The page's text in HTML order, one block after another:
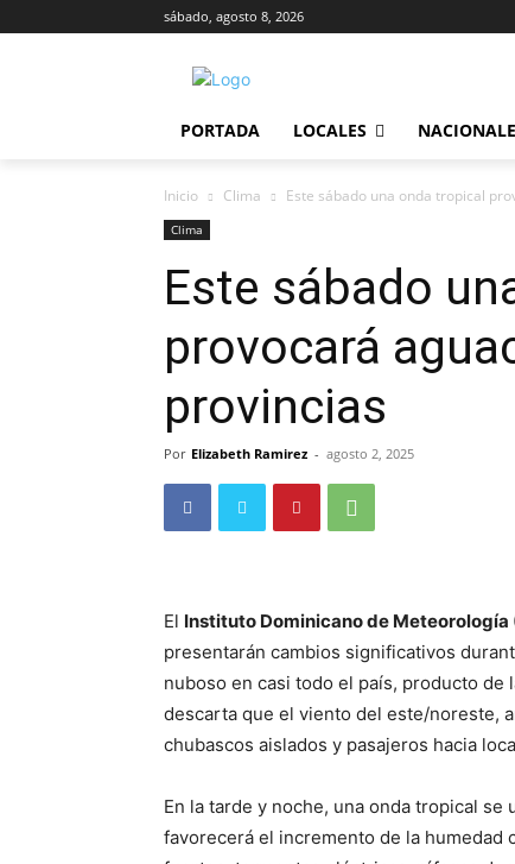
sábado, agosto 8, 2026
PORTADA LOCALES
Inicio Clima Este sábado una onda tropical
Clima
Este sábado
provocará
provincias
Por Elizabeth Ramirez - agosto 2, 2025
El Instituto Dominicano de Meteorología
presentarán cambios significativos
nuboso en casi todo el país, producto
descarta que el viento del este/noreste,
chubascos aislados y pasajeros hacia
En la tarde y noche, una onda tropical
favorecerá el incremento de la humedad